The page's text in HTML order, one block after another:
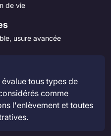
de vie
usure avancée
tous types de
comme
l'enlèvement et toutes